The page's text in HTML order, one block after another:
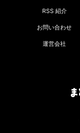
RSS 紹介
お問い合わせ
運営会社